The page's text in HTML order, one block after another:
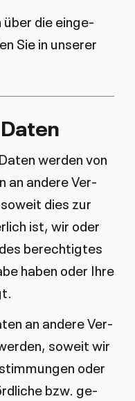
die ein­ge­
Sie in un­se­rer
wer­den von
an an­de­re Ver­
dies zur
ist, wir oder
be­rech­tig­tes
ha­ben oder Ih­re
an an­de­re Ver­
so­weit wir
oder
bzw. ge­